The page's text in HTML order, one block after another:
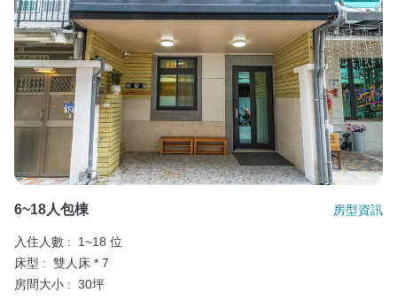
6~18人包棟 房型資訊
入住人數 :
1~18 位
床型 : 雙人床 * 7
房間大小 : 30坪